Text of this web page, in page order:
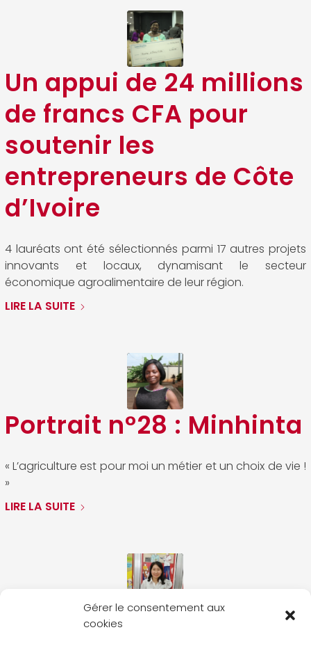
Gérer le consentement aux
cookies
Un appui de 24 millions
de francs CFA pour
soutenir les
entrepreneurs de Côte
d’Ivoire
4 lauréats ont été sélectionnés parmi 17 autres projets
innovants et locaux, dynamisant le secteur
économique agroalimentaire de leur région.
LIRE LA SUITE
Portrait n°28 : Minhinta
« L’agriculture est pour moi un métier et un choix de vie !
»
LIRE LA SUITE
Vietnam : un